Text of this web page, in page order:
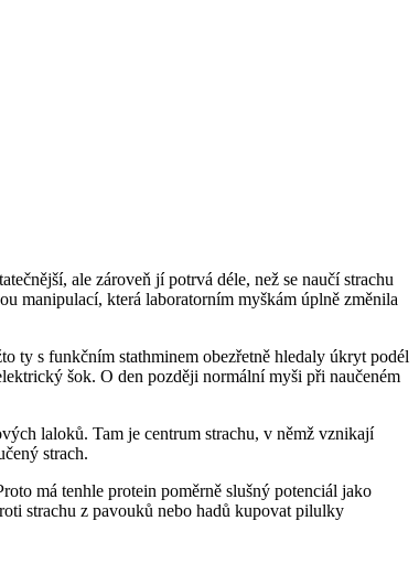
ale zároveň jí potrvá déle, než se naučí strachu
manipulací, která laboratorním myškám úplně změnila
ty s funkčním stathminem obezřetně hledaly úkryt podél
šok. O den později normální myši při naučeném
laloků. Tam je centrum strachu, v němž vznikají
strach.
má tenhle protein poměrně slušný potenciál jako
strachu z pavouků nebo hadů kupovat pilulky